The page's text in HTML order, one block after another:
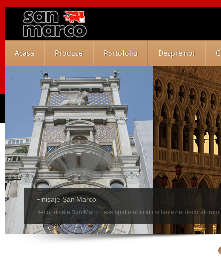
Acasa Produse Portofoliu Despre noi
Finisaje San Marco
Decorativele San Marco lasa spatiu abilitatii si fanteziei